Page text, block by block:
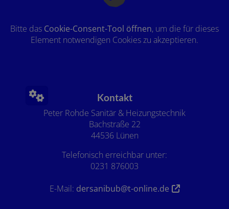
Bitte das Cookie-Consent-Tool öffnen, um die für dieses
Element notwendigen Cookies zu akzeptieren.
Footer - Kontaktdaten und Öffnungszeiten
Kontakt
Peter Rohde Sanitär & Heizungstechnik
Bachstraße 22
44536 Lünen
Telefonisch erreichbar unter:
0231 876003
E-Mail: dersanibub@t-online.de